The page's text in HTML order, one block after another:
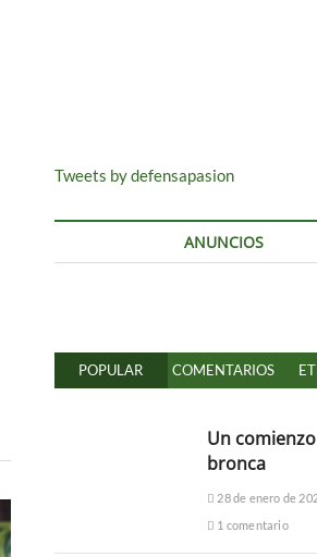
Tweets by defensapasion
ANUNCIOS
POPULAR COMENTARIOS
Un
bronca
28 de enero de
1 comentario